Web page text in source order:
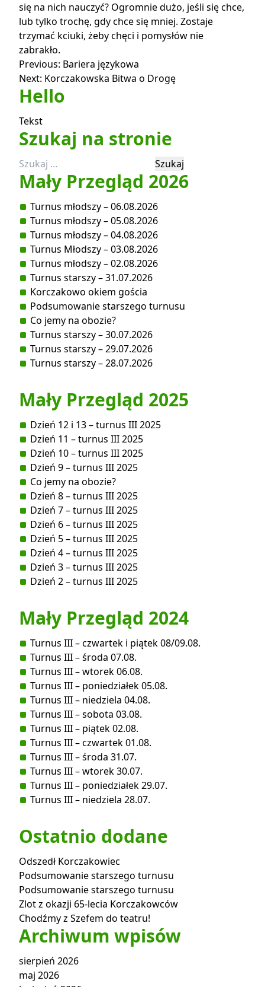
się na nich nauczyć? Ogromnie dużo, jeśli się chce,
lub tylko trochę, gdy chce się mniej. Zostaje
trzymać kciuki, żeby chęci i pomysłów nie
zabrakło.
Nawigacja
wpisu
Previous: Bariera językowa
Next: Korczakowska Bitwa o Drogę
Hello
Tekst
Szukaj na stronie
Szukaj:
Mały Przegląd 2026
Turnus młodszy – 06.08.2026
Turnus młodszy – 05.08.2026
Turnus młodszy – 04.08.2026
Turnus Młodszy – 03.08.2026
Turnus młodszy – 02.08.2026
Turnus starszy – 31.07.2026
Korczakowo okiem gościa
Podsumowanie starszego turnusu
Co jemy na obozie?
Turnus starszy – 30.07.2026
Turnus starszy – 29.07.2026
Turnus starszy – 28.07.2026
Mały Przegląd 2025
Dzień 12 i 13 – turnus III 2025
Dzień 11 – turnus III 2025
Dzień 10 – turnus III 2025
Dzień 9 – turnus III 2025
Co jemy na obozie?
Dzień 8 – turnus III 2025
Dzień 7 – turnus III 2025
Dzień 6 – turnus III 2025
Dzień 5 – turnus III 2025
Dzień 4 – turnus III 2025
Dzień 3 – turnus III 2025
Dzień 2 – turnus III 2025
Mały Przegląd 2024
Turnus III – czwartek i piątek 08/09.08.
Turnus III – środa 07.08.
Turnus III – wtorek 06.08.
Turnus III – poniedziałek 05.08.
Turnus III – niedziela 04.08.
Turnus III – sobota 03.08.
Turnus III – piątek 02.08.
Turnus III – czwartek 01.08.
Turnus III – środa 31.07.
Turnus III – wtorek 30.07.
Turnus III – poniedziałek 29.07.
Turnus III – niedziela 28.07.
Ostatnio dodane
Odszedł Korczakowiec
Podsumowanie starszego turnusu
Podsumowanie starszego turnusu
Zlot z okazji 65-lecia Korczakowców
Chodźmy z Szefem do teatru!
Archiwum wpisów
sierpień 2026
maj 2026